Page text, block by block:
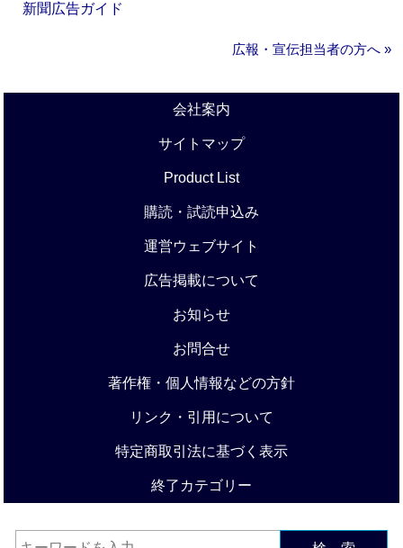
新聞広告ガイド
広報・宣伝担当者の方へ »
会社案内
サイトマップ
Product List
購読・試読申込み
運営ウェブサイト
広告掲載について
お知らせ
お問合せ
著作権・個人情報などの方針
リンク・引用について
特定商取引法に基づく表示
終了カテゴリー